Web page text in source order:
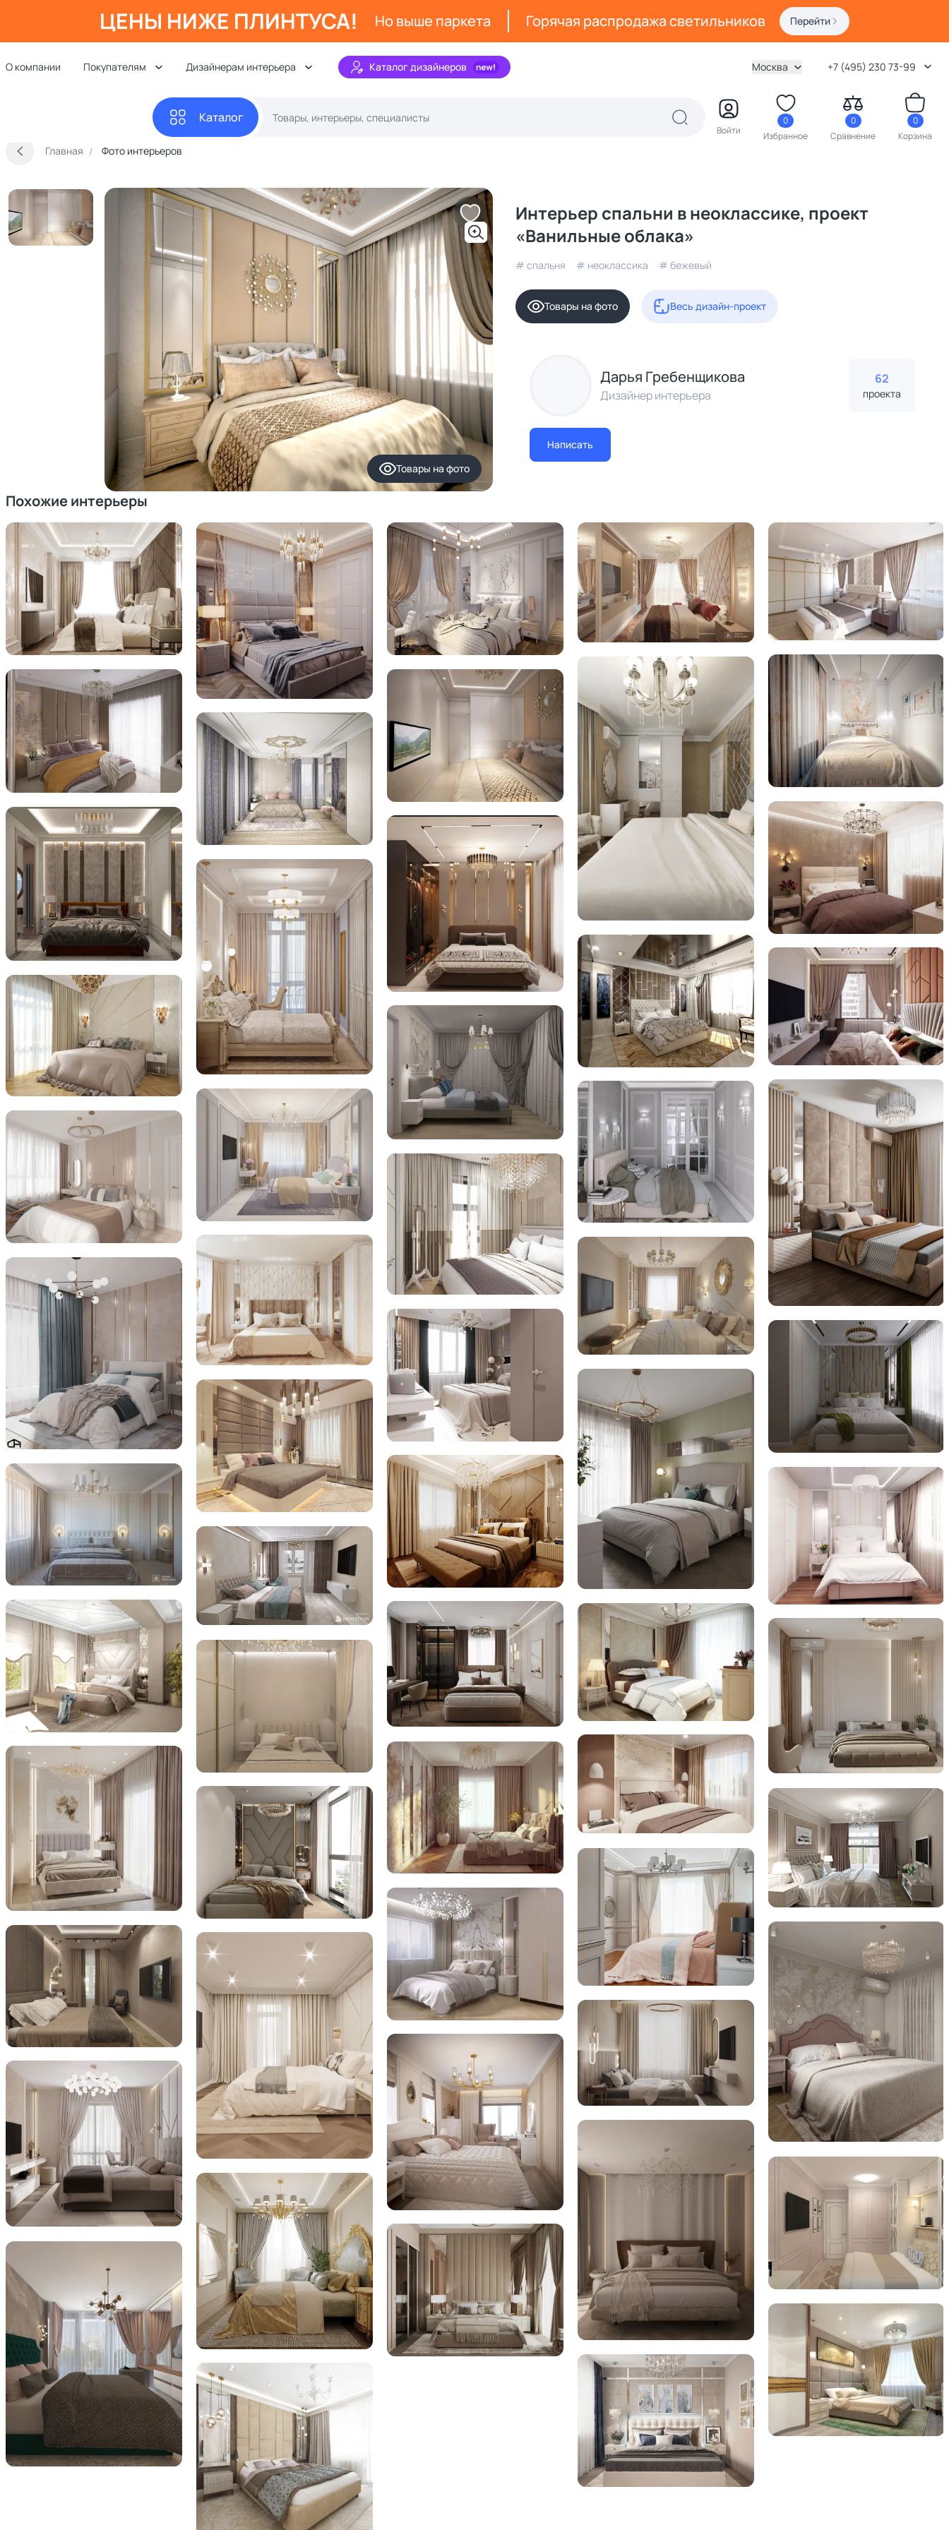
ЦЕНЫ НИЖЕ ПЛИНТУСА! Но выше паркета Горячая распродажа светильников Перейти
О компании Покупателям Дизайнерам интерьера Каталог дизайнеров Москва +7 (495) 230 73-99
Каталог
Войти
0
Избранное
0
Сравнение
0
Корзина
Главная Фото интерьеров
Товары на фото
Интерьер спальни в неоклассике, проект
«Ванильные облака»
# спальня # неоклассика # бежевый
Товары на фото Весь дизайн-проект
Дарья Гребенщикова
Дизайнер интерьера
62
проекта
Написать
Похожие интерьеры